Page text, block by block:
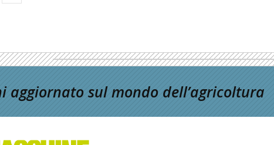
aggiornato sul mondo dell’agricoltura